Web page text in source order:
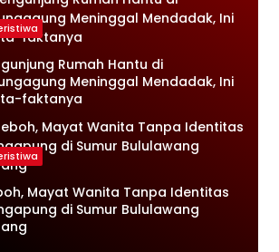
Rumah Hantu di
Meninggal Mendadak, Ini
faktanya
Mayat Wanita Tanpa Identitas
di Sumur Bululawang